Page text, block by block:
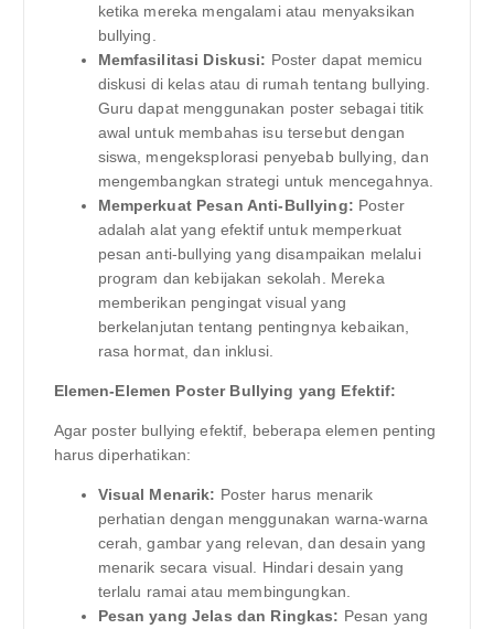
ketika mereka mengalami atau menyaksikan
bullying.
Memfasilitasi Diskusi: Poster dapat memicu
diskusi di kelas atau di rumah tentang bullying.
Guru dapat menggunakan poster sebagai titik
awal untuk membahas isu tersebut dengan
siswa, mengeksplorasi penyebab bullying, dan
mengembangkan strategi untuk mencegahnya.
Memperkuat Pesan Anti-Bullying: Poster
adalah alat yang efektif untuk memperkuat
pesan anti-bullying yang disampaikan melalui
program dan kebijakan sekolah. Mereka
memberikan pengingat visual yang
berkelanjutan tentang pentingnya kebaikan,
rasa hormat, dan inklusi.
Elemen-Elemen Poster Bullying yang Efektif:
Agar poster bullying efektif, beberapa elemen penting
harus diperhatikan:
Visual Menarik: Poster harus menarik
perhatian dengan menggunakan warna-warna
cerah, gambar yang relevan, dan desain yang
menarik secara visual. Hindari desain yang
terlalu ramai atau membingungkan.
Pesan yang Jelas dan Ringkas: Pesan yang